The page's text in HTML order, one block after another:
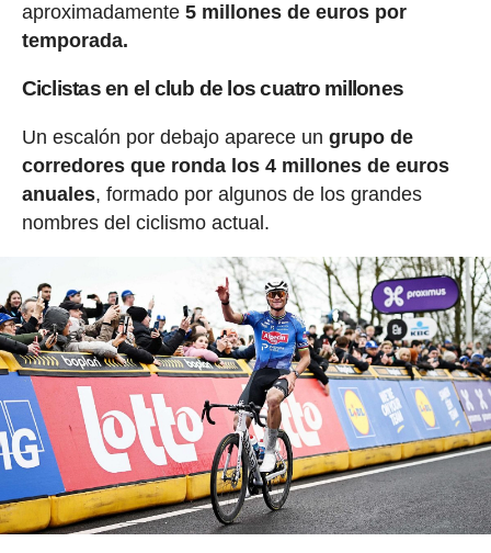
aproximadamente 5 millones de euros por
temporada.
Ciclistas en el club de los cuatro millones
Un escalón por debajo aparece un grupo de
corredores que ronda los 4 millones de euros
anuales, formado por algunos de los grandes
nombres del ciclismo actual.